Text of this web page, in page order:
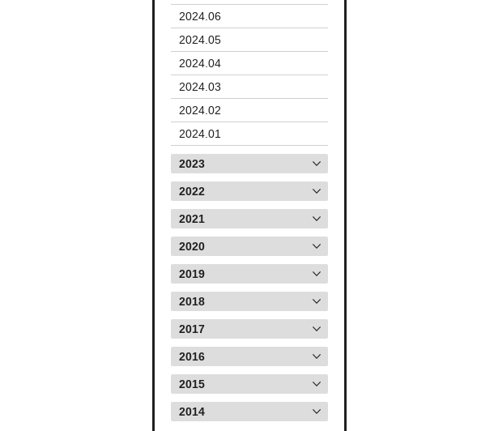
2024.06
2024.05
2024.04
2024.03
2024.02
2024.01
2023
2022
2021
2020
2019
2018
2017
2016
2015
2014